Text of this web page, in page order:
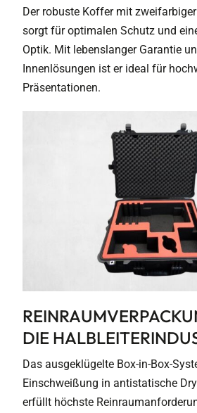
Der robuste Koffer mit
sorgt für optimalen Schutz und
Optik. Mit lebenslanger Garantie
Innenlösungen ist er ideal für
Präsentationen.
DIE
Das ausgeklügelte Box-in-Box-
Einschweißung in antistatische
erfüllt höchste